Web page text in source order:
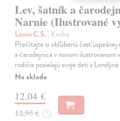
Lev, šatník a
Narnie (Ilustrované
Lewis C.S. | Kniha
Prečítajte si obľúbenú časť
a čarodejnica v novom ilustrovanom
rodičia posielajú svoje deti z
Na sklade
12,04 €
12,95 € ?